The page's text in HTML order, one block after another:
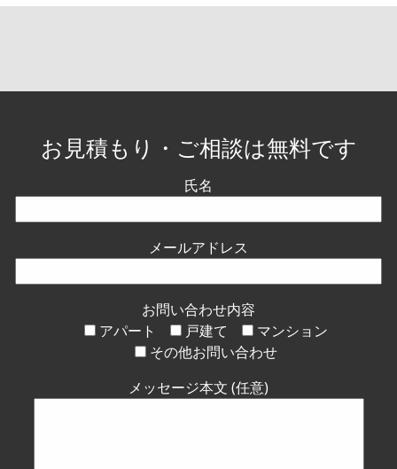
お見積もり・ご相談は無料です
氏名
メールアドレス
お問い合わせ内容
アパート
戸建て
マンション
その他お問い合わせ
メッセージ本文 (任意)